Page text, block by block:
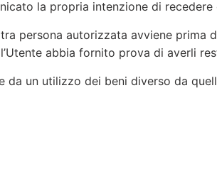
la propria intenzione di
persona autorizzata avviene
abbia fornito prova di averli
da un utilizzo dei beni diverso da